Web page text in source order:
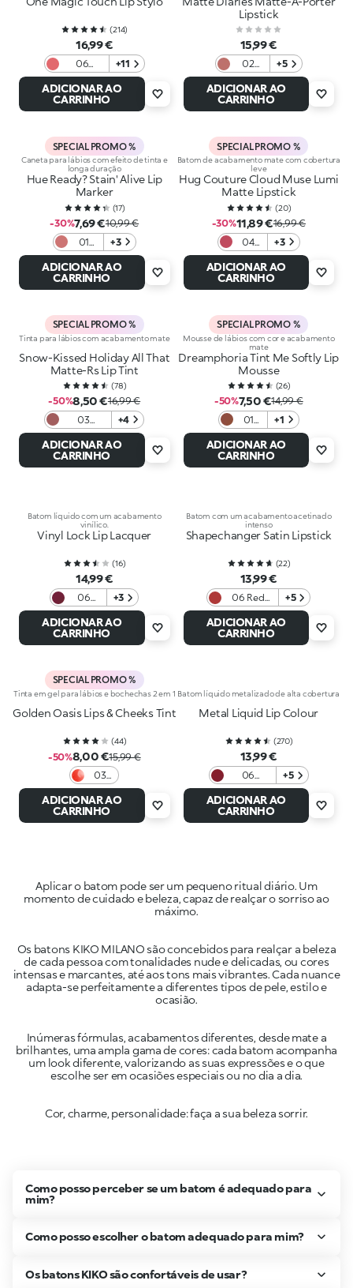
(214)
16,99 €
06
Sweet
Sorbetto
+11
ADICIONAR AO
CARRINHO
Lipstick
15,99 €
02
Gossip
Pink
+5
ADICIONAR AO
CARRINHO
SPECIAL PROMO %
Caneta para lábios com efeito de tinta e
longa duração
Hue Ready? Stain' Alive Lip
Marker
(17)
-30%7,69 €10,99 €
01
Never
basic
+3
ADICIONAR AO
CARRINHO
SPECIAL PROMO %
Batom de acabamento mate com cobertura
leve
Hug Couture Cloud Muse Lumi
Matte Lipstick
(20)
-30%11,89 €16,99 €
04
Red
Ritual
+3
ADICIONAR AO
CARRINHO
SPECIAL PROMO %
Tinta para lábios com acabamento mate
Snow-Kissed Holiday All That
Matte-Rs Lip Tint
(78)
-50%8,50 €16,99 €
03
Wrapped
In Pink
+4
ADICIONAR AO
CARRINHO
SPECIAL PROMO %
Mousse de lábios com cor e acabamento
mate
Dreamphoria Tint Me Softly Lip
Mousse
(26)
-50%7,50 €14,99 €
01
Nude
Kiss
+1
ADICIONAR AO
CARRINHO
Batom líquido com um acabamento
vinílico.
Vinyl Lock Lip Lacquer
(16)
14,99 €
06
Berry
Crush
+3
ADICIONAR AO
CARRINHO
Batom com um acabamento acetinado
intenso
Shapechanger Satin Lipstick
(22)
13,99 €
06 Red
Obsession
+5
ADICIONAR AO
CARRINHO
SPECIAL PROMO %
Tinta em gel para lábios e bochechas 2 em 1
Golden Oasis Lips & Cheeks Tint
(44)
-50%8,00 €15,99 €
03
Love
In
Coral
ADICIONAR AO
CARRINHO
Batom líquido metalizado de alta cobertura
Metal Liquid Lip Colour
(270)
13,99 €
06
Bordeaux
+5
ADICIONAR AO
CARRINHO
Aplicar o batom pode ser um pequeno ritual diário. Um
momento de cuidado e beleza, capaz de realçar o sorriso ao
Os batons KIKO MILANO são concebidos para realçar a beleza
de cada pessoa com tonalidades nude e delicadas, ou cores
intensas e marcantes, até aos tons mais vibrantes. Cada nuance
adapta-se perfeitamente a diferentes tipos de pele, estilo e
Inúmeras fórmulas, acabamentos diferentes, desde mate a
brilhantes, uma ampla gama de cores: cada batom acompanha
um look diferente, valorizando as suas expressões e o que
Cor, charme, personalidade: faça a sua beleza sorrir.
Como posso perceber se um batom é adequado para
mim?
Como posso escolher o batom adequado para mim?
Os batons KIKO são confortáveis de usar?